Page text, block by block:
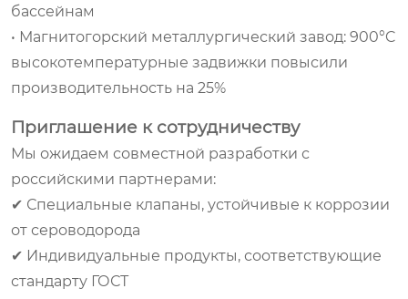
бассейнам
• Магнитогорский металлургический завод: 900°C
высокотемпературные задвижки повысили
производительность на 25%
Приглашение к сотрудничеству
Мы ожидаем совместной разработки с
российскими партнерами:
✔ Специальные клапаны, устойчивые к коррозии
от сероводорода
✔ Индивидуальные продукты, соответствующие
стандарту ГОСТ